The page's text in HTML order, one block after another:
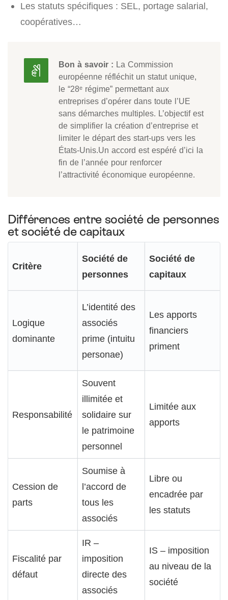
Les statuts spécifiques : SEL, portage salarial,
coopératives…
Bon à savoir : La Commission
européenne réfléchit un statut unique,
le “28ᵉ régime” permettant aux
entreprises d’opérer dans toute l’UE
sans démarches multiples. L’objectif est
de simplifier la création d’entreprise et
limiter le départ des start-ups vers les
États-Unis.Un accord est espéré d’ici la
fin de l’année pour renforcer
l’attractivité économique européenne.
Différences entre société de personnes
et société de capitaux
Critère
Société de
personnes
Société de
capitaux
Logique
dominante
L’identité des
associés
prime (intuitu
personae)
Les apports
financiers
priment
Responsabilité
Souvent
illimitée et
solidaire sur
le patrimoine
personnel
Limitée aux
apports
Cession de
parts
Soumise à
l’accord de
tous les
associés
Libre ou
encadrée par
les statuts
Fiscalité par
défaut
IR –
imposition
directe des
associés
IS – imposition
au niveau de la
société